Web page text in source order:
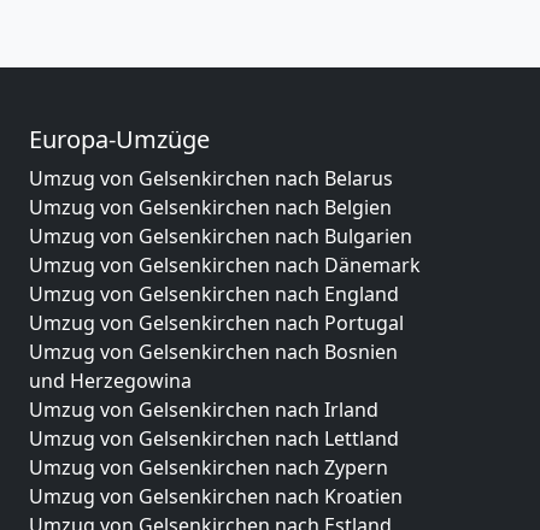
Europa-Umzüge
Umzug von Gelsenkirchen nach Belarus
Umzug von Gelsenkirchen nach Belgien
Umzug von Gelsenkirchen nach Bulgarien
Umzug von Gelsenkirchen nach Dänemark
Umzug von Gelsenkirchen nach England
Umzug von Gelsenkirchen nach Portugal
Umzug von Gelsenkirchen nach Bosnien
und Herzegowina
Umzug von Gelsenkirchen nach Irland
Umzug von Gelsenkirchen nach Lettland
Umzug von Gelsenkirchen nach Zypern
Umzug von Gelsenkirchen nach Kroatien
Umzug von Gelsenkirchen nach Estland